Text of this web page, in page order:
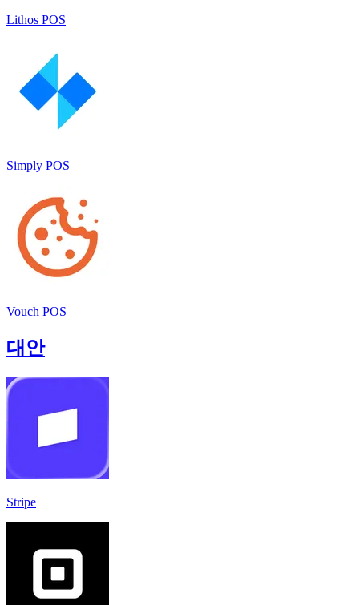
Lithos POS
Simply POS
Vouch POS
대안
Stripe